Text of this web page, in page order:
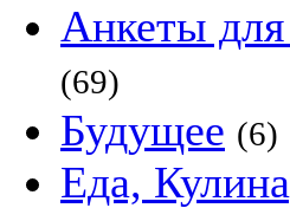
Анкеты для
(69)
Будущее (6)
Еда,